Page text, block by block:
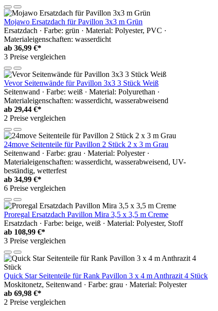
Mojawo Ersatzdach für Pavillon 3x3 m Grün
Ersatzdach · Farbe: grün · Material: Polyester, PVC ·
Materialeigenschaften: wasserdicht
ab 36,99 €*
3 Preise vergleichen
Vevor Seitenwände für Pavillon 3x3 3 Stück Weiß
Seitenwand · Farbe: weiß · Material: Polyurethan ·
Materialeigenschaften: wasserdicht, wasserabweisend
ab 29,44 €*
2 Preise vergleichen
24move Seitenteile für Pavillon 2 Stück 2 x 3 m Grau
Seitenwand · Farbe: grau · Material: Polyester ·
Materialeigenschaften: wasserdicht, wasserabweisend, UV-
beständig, wetterfest
ab 34,99 €*
6 Preise vergleichen
Proregal Ersatzdach Pavillon Mira 3,5 x 3,5 m Creme
Ersatzdach · Farbe: beige, weiß · Material: Polyester, Stoff
ab 108,99 €*
3 Preise vergleichen
Quick Star Seitenteile für Rank Pavillon 3 x 4 m Anthrazit 4 Stück
Moskitonetz, Seitenwand · Farbe: grau · Material: Polyester
ab 69,98 €*
2 Preise vergleichen